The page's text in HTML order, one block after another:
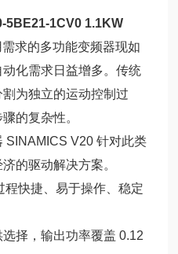
5BE21-1CV0 1.1KW
求的多功能变频器现如
化需求日益增多。传统
为独立的运动控制过
的复杂性。
SINAMICS V20 针对此类
的驱动解决方案。
程快捷、易于操作、稳定
择，输出功率覆盖 0.12